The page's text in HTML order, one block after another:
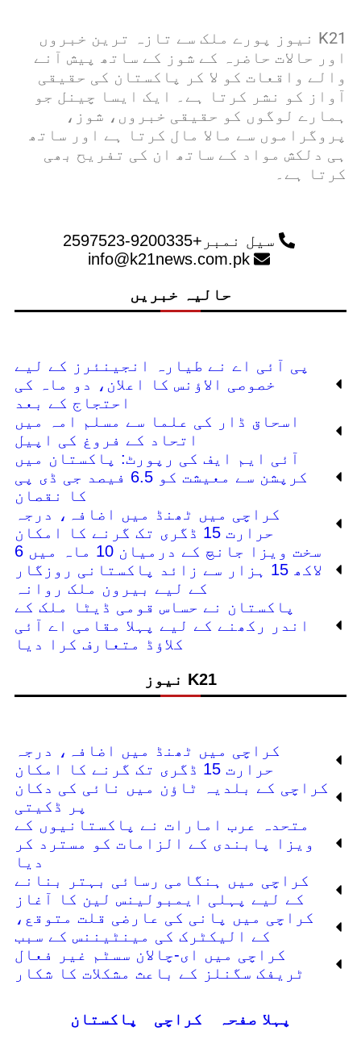
K21 نیوز پورے ملک سے تازہ ترین خبروں
اور حالات حاضرہ کے شوز کے ساتھ پیش آنے
والے واقعات کو لا کر پاکستان کی حقیقی
آواز کو نشر کرتا ہے۔ ایک ایسا چینل جو
ہمارے لوگوں کو حقیقی خبروں، شوز،
پروگراموں سے مالا مال کرتا ہے اور ساتھ
ہی دلکش مواد کے ساتھ ان کی تفریح ​​بھی
کرتا ہے۔
سیل نمبر+9200335-2597523
info@k21news.com.pk
حالیہ خبریں
پی آئی اے نے طیارہ انجینئرز کے لیے
خصوصی الاؤنس کا اعلان، دو ماہ کی
احتجاج کے بعد
اسحاق ڈار کی علما سے مسلم امہ میں
اتحاد کے فروغ کی اپیل
آئی ایم ایف کی رپورٹ: پاکستان میں
کرپشن سے معیشت کو 6.5 فیصد جی ڈی پی
کا نقصان
کراچی میں ٹھنڈ میں اضافہ، درجہ
حرارت 15 ڈگری تک گرنے کا امکان
سخت ویزا جانچ کے درمیان 10 ماہ میں 6
لاکھ 15 ہزار سے زائد پاکستانی روزگار
کے لیے بیرون ملک روانہ
پاکستان نے حساس قومی ڈیٹا ملک کے
اندر رکھنے کے لیے پہلا مقامی اے آئی
کلاؤڈ متعارف کرا دیا
K21 نیوز
کراچی میں ٹھنڈ میں اضافہ، درجہ
حرارت 15 ڈگری تک گرنے کا امکان
کراچی کے بلدیہ ٹاؤن میں نائی کی دکان
پر ڈکیتی
متحدہ عرب امارات نے پاکستانیوں کے
ویزا پابندی کے الزامات کو مسترد کر
دیا
کراچی میں ہنگامی رسائی بہتر بنانے
کے لیے پہلی ایمبولینس لین کا آغاز
کراچی میں پانی کی عارضی قلت متوقع،
کے الیکٹرک کی مینٹیننس کے سبب
کراچی میں ای-چالان سسٹم غیر فعال
ٹریفک سگنلز کے باعث مشکلات کا شکار
پہلا صفحہ کراچی پاکستان